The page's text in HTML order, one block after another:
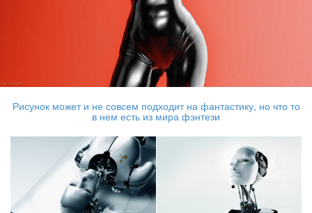
Рисунок может и не совсем подходит на фантастику, но что то
в нем есть из мира фэнтези